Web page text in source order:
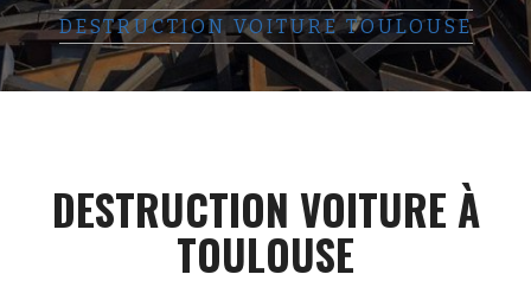
DESTRUCTION VOITURE TOULOUSE
DESTRUCTION VOITURE À
TOULOUSE